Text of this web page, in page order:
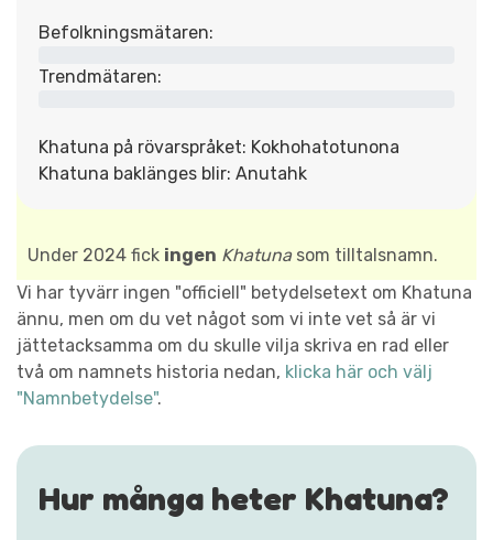
Befolkningsmätaren:
Trendmätaren:
Khatuna på rövarspråket: Kokhohatotunona
Khatuna baklänges blir: Anutahk
Under 2024 fick ingen Khatunasom tilltalsnamn.
Vi har tyvärr ingen "officiell" betydelsetext om Khatuna
ännu, men om du vet något som vi inte vet så är vi
jättetacksamma om du skulle vilja skriva en rad eller
två om namnets historia nedan, klicka här och välj
"Namnbetydelse".
Hur många heter Khatuna?